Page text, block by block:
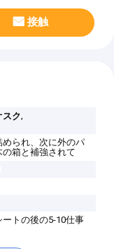
接触
スク,
られ、次に外のパ
箱と補強されて
トの後の5-10仕事